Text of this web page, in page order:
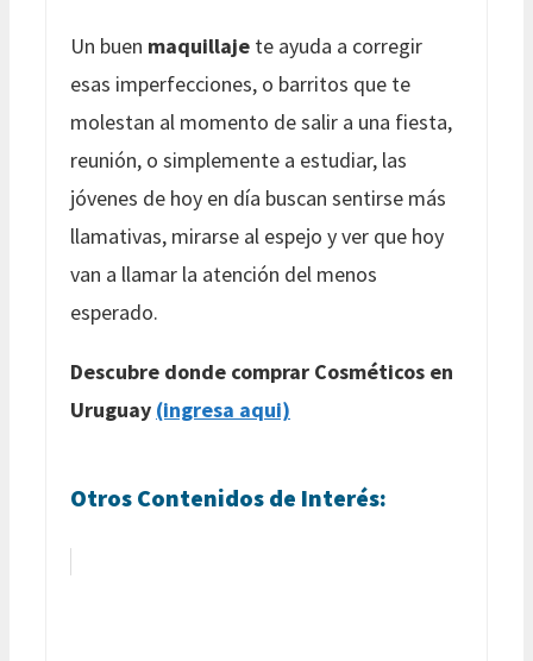
Un buen maquillaje te ayuda a corregir
esas imperfecciones, o barritos que te
molestan al momento de salir a una fiesta,
reunión, o simplemente a estudiar, las
jóvenes de hoy en día buscan sentirse más
llamativas, mirarse al espejo y ver que hoy
van a llamar la atención del menos
esperado.
Descubre donde comprar Cosméticos en
Uruguay (ingresa aqui)
Otros Contenidos de Interés: